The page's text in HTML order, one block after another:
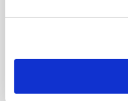
Bekræftet: Sætter